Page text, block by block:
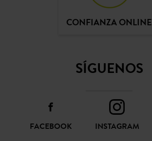
CONFIANZA ONLINE
SÍGUENOS
FACEBOOK INSTAGRAM